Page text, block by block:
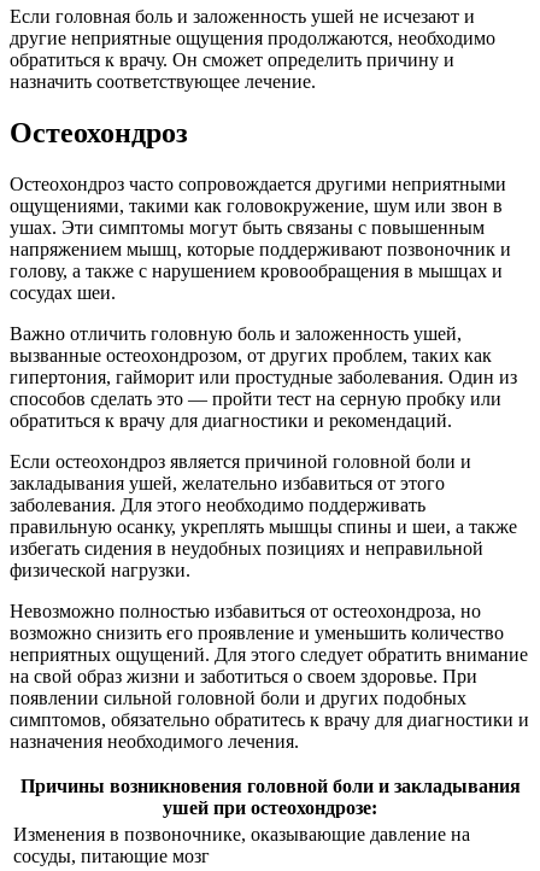
Если головная боль и заложенность ушей не исчезают и
другие неприятные ощущения продолжаются, необходимо
обратиться к врачу. Он сможет определить причину и
назначить соответствующее лечение.
Остеохондроз
Остеохондроз часто сопровождается другими неприятными
ощущениями, такими как головокружение, шум или звон в
ушах. Эти симптомы могут быть связаны с повышенным
напряжением мышц, которые поддерживают позвоночник и
голову, а также с нарушением кровообращения в мышцах и
сосудах шеи.
Важно отличить головную боль и заложенность ушей,
вызванные остеохондрозом, от других проблем, таких как
гипертония, гайморит или простудные заболевания. Один из
способов сделать это — пройти тест на серную пробку или
обратиться к врачу для диагностики и рекомендаций.
Если остеохондроз является причиной головной боли и
закладывания ушей, желательно избавиться от этого
заболевания. Для этого необходимо поддерживать
правильную осанку, укреплять мышцы спины и шеи, а также
избегать сидения в неудобных позициях и неправильной
физической нагрузки.
Невозможно полностью избавиться от остеохондроза, но
возможно снизить его проявление и уменьшить количество
неприятных ощущений. Для этого следует обратить внимание
на свой образ жизни и заботиться о своем здоровье. При
появлении сильной головной боли и других подобных
симптомов, обязательно обратитесь к врачу для диагностики и
назначения необходимого лечения.
Причины возникновения головной боли и закладывания
ушей при остеохондрозе:
Изменения в позвоночнике, оказывающие давление на
сосуды, питающие мозг